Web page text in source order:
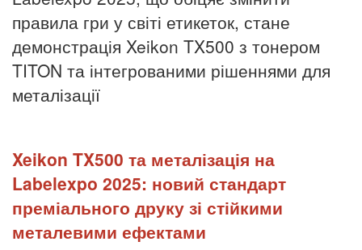
правила гри у світі етикеток, стане
демонстрація Xeikon TX500 з тонером
TITON та інтегрованими рішеннями для
металізації
Xeikon TX500 та металізація на
Labelexpo 2025: новий стандарт
преміального друку зі стійкими
металевими ефектами